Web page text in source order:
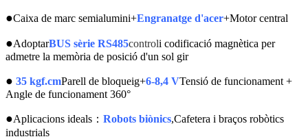
●Caixa de marc semialumini+Engranatge d'acer+Motor central
●AdoptarBUS sèrie RS485controli codificació magnètica per
admetre la memòria de posició d'un sol gir
● 35 kgf.cmParell de bloqueig+6-8,4 VTensió de funcionament +
Angle de funcionament 360°
●Aplicacions ideals ： Robots biònics,Cafetera i braços robòtics
industrials